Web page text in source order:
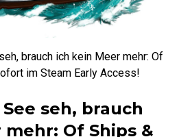
brauch ich kein Meer mehr: Of
im Steam Early Access!
seh, brauch
Of Ships &